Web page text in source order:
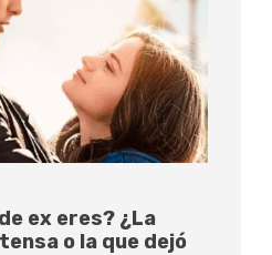
ex eres? ¿La
o la que dejó